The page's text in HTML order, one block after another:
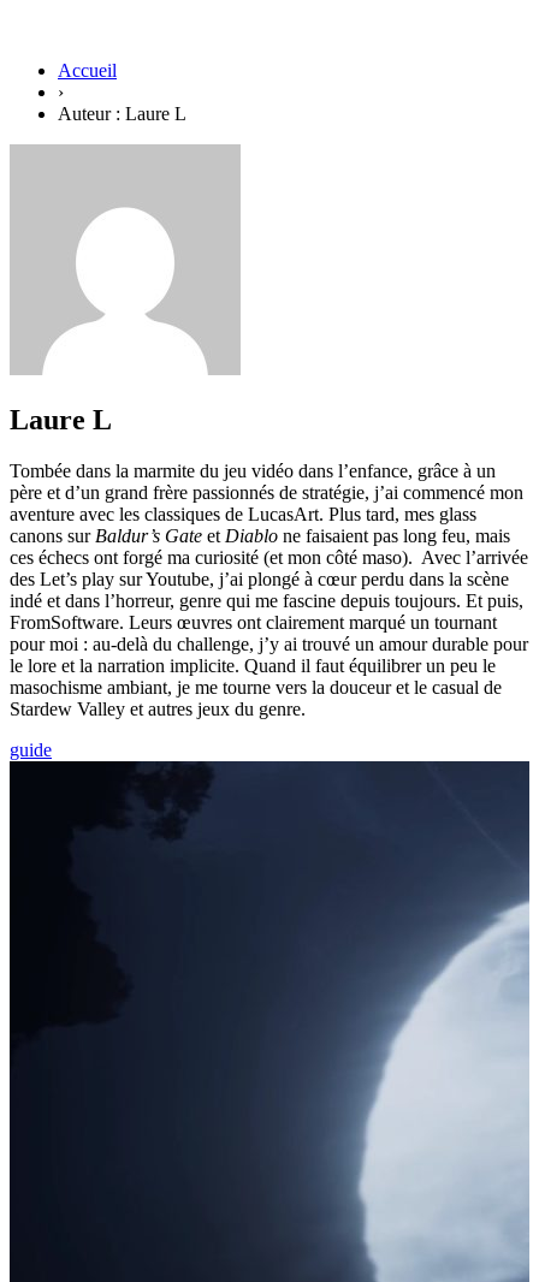
Accueil
›
Auteur : Laure L
Laure L
Tombée dans la marmite du jeu vidéo dans l’enfance, grâce à un
père et d’un grand frère passionnés de stratégie, j’ai commencé mon
aventure avec les classiques de LucasArt. Plus tard, mes glass
canons sur Baldur’s Gate et Diablo ne faisaient pas long feu, mais
ces échecs ont forgé ma curiosité (et mon côté maso). Avec l’arrivée
des Let’s play sur Youtube, j’ai plongé à cœur perdu dans la scène
indé et dans l’horreur, genre qui me fascine depuis toujours. Et puis,
FromSoftware. Leurs œuvres ont clairement marqué un tournant
pour moi : au-delà du challenge, j’y ai trouvé un amour durable pour
le lore et la narration implicite. Quand il faut équilibrer un peu le
masochisme ambiant, je me tourne vers la douceur et le casual de
Stardew Valley et autres jeux du genre.
guide